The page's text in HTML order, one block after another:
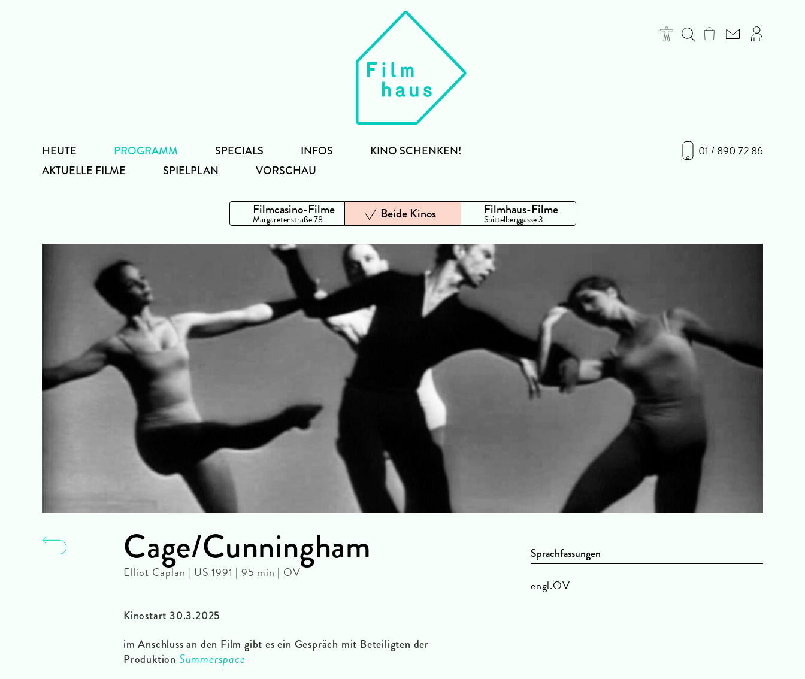
01 / 890 72 86
HEUTE
PROGRAMM
AKTUELLE FILME
SPIELPLAN VORSCHAU
SPECIALS INFOS KINO SCHENKEN!
Filmcasino-Filme
Margaretenstraße 78 Beide Kinos Filmhaus-Filme
Spittelberggasse 3
Cage/Cunningham
Elliot Caplan | US 1991 | 95 min | OV
Kinostart 30.3.2025
im Anschluss an den Film gibt es ein Gespräch mit Beteiligten der
Produktion Summerspace
Sprachfassungen
engl.OV